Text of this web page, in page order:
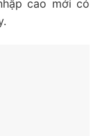
cao mới có